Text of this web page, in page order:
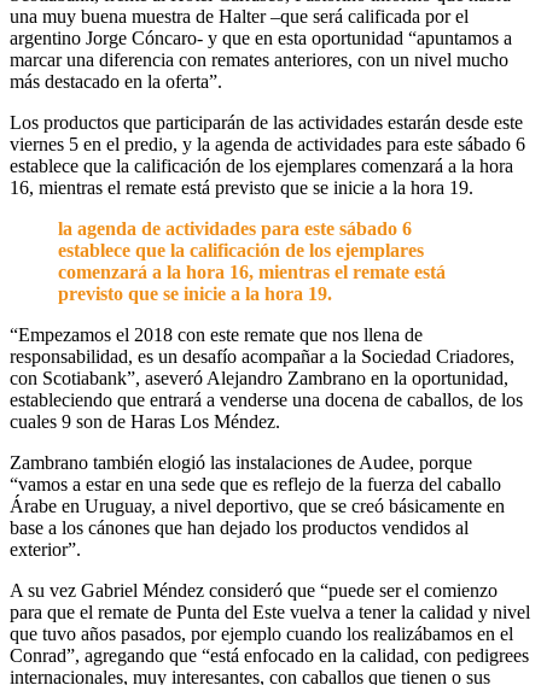
una muy buena muestra de Halter –que será calificada por el
argentino Jorge Cóncaro- y que en esta oportunidad “apuntamos a
marcar una diferencia con remates anteriores, con un nivel mucho
más destacado en la oferta”.
Los productos que participarán de las actividades estarán desde este
viernes 5 en el predio, y la agenda de actividades para este sábado 6
establece que la calificación de los ejemplares comenzará a la hora
16, mientras el remate está previsto que se inicie a la hora 19.
la agenda de actividades para este sábado 6
establece que la calificación de los ejemplares
comenzará a la hora 16, mientras el remate está
previsto que se inicie a la hora 19.
“Empezamos el 2018 con este remate que nos llena de
responsabilidad, es un desafío acompañar a la Sociedad Criadores,
con Scotiabank”, aseveró Alejandro Zambrano en la oportunidad,
estableciendo que entrará a venderse una docena de caballos, de los
cuales 9 son de Haras Los Méndez.
Zambrano también elogió las instalaciones de Audee, porque
“vamos a estar en una sede que es reflejo de la fuerza del caballo
Árabe en Uruguay, a nivel deportivo, que se creó básicamente en
base a los cánones que han dejado los productos vendidos al
exterior”.
A su vez Gabriel Méndez consideró que “puede ser el comienzo
para que el remate de Punta del Este vuelva a tener la calidad y nivel
que tuvo años pasados, por ejemplo cuando los realizábamos en el
Conrad”, agregando que “está enfocado en la calidad, con pedigrees
internacionales, muy interesantes, con caballos que tienen o sus